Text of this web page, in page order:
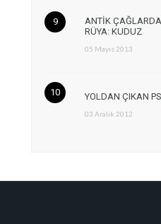
ANTİK
RÜYA: KUDUZ
05 Mayıs 2013
YOLDAN ÇIKAN
03 Aralık 2012